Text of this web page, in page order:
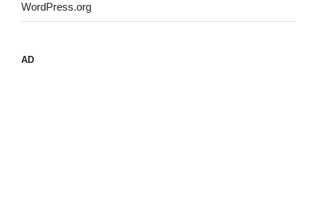
WordPress.org
AD